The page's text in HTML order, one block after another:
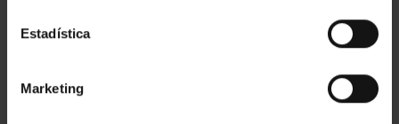
Estadística
Marketing
connexió de micròfon o connexió d'instruments.
Cable de color negre. En un extrem disposa de
connector XLR 3-pin mascle, i en l'altre extrem de
cable de 10m.